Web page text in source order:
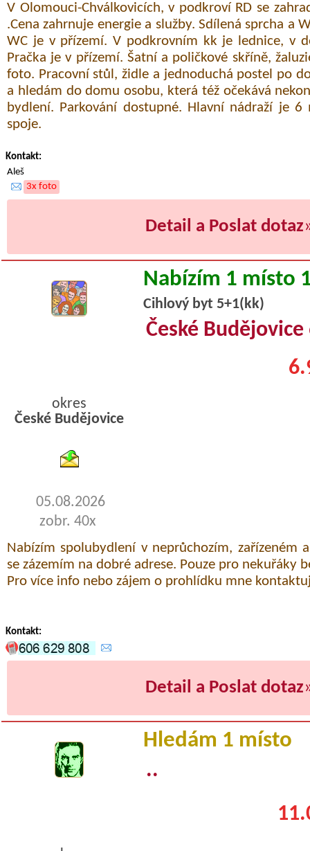
V Olomouci-Chválkovicích, v podkroví RD se
.Cena zahrnuje energie a služby. Sdílená sprcha a
WC je v přízemí. V podkrovním kk je lednice, v
Pračka je v přízemí. Šatní a poličkové skříně,
foto. Pracovní stůl, židle a jednoduchá postel po
a hledám do domu osobu, která též očekává
bydlení. Parkování dostupné. Hlavní nádraží je
spoje.
Kontakt:
Aleš
3x foto
Detail a Poslat dotaz
Nabízím 1 místo
Cihlový byt 5+1(kk)
České Budějovice
okres
České Budějovice
05.08.2026
zobr. 40x
Nabízím spolubydlení v neprůchozím, zařízeném
se zázemím na dobré adrese. Pouze pro nekuřáky
Pro více info nebo zájem o prohlídku mne
Kontakt:
Detail a Poslat dotaz
Hledám 1 místo
..